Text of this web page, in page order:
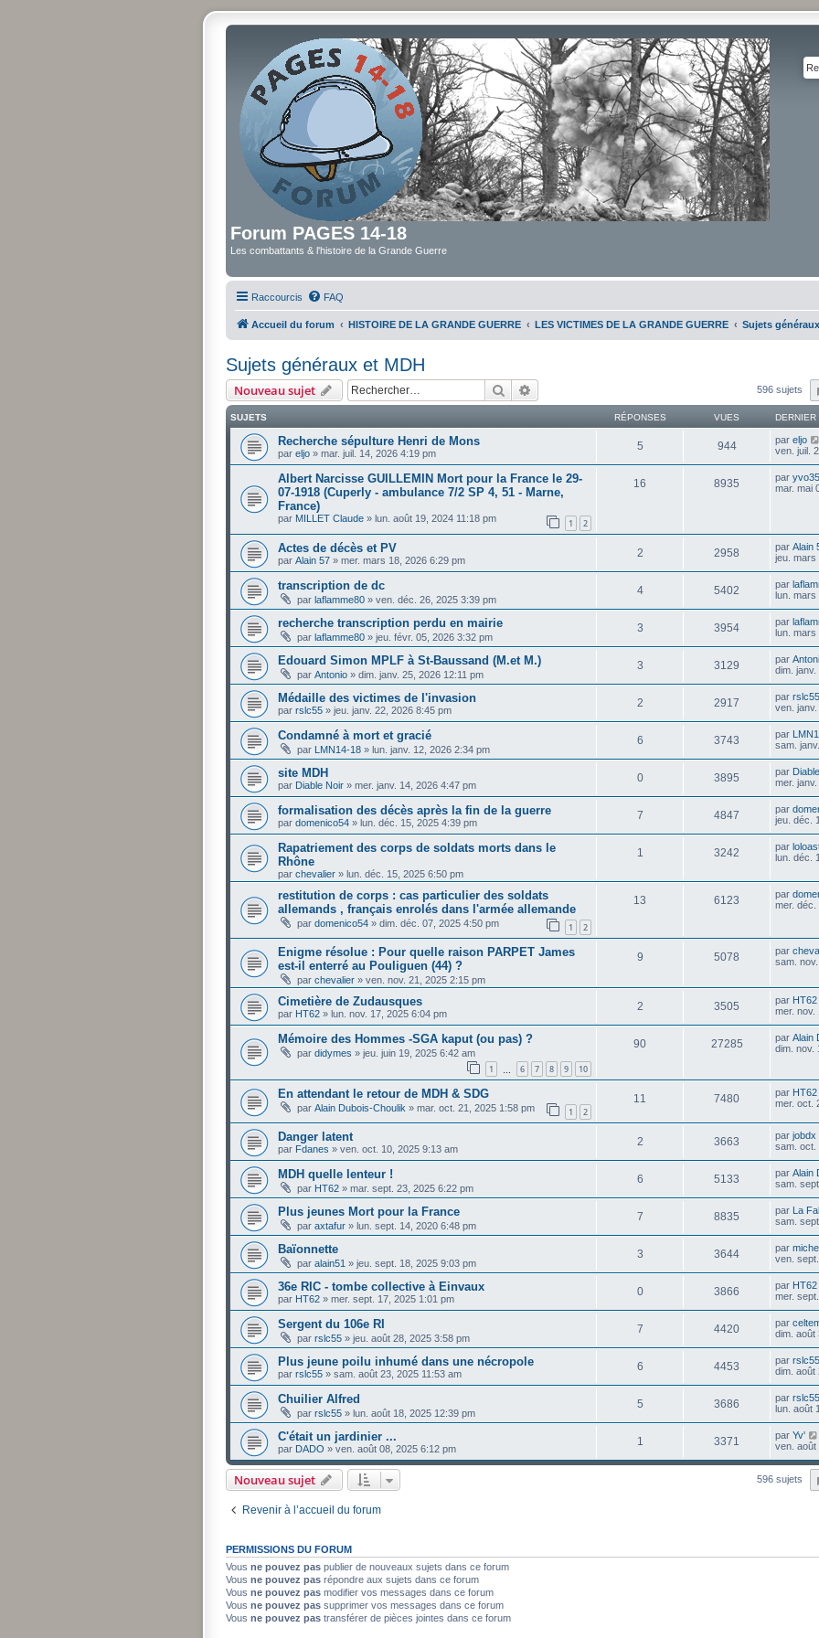
Forum PAGES 14-18
Les combattants & l'histoire de la Grande Guerre
Raccourcis FAQ
Accueil du forum HISTOIRE DE LA GRANDE GUERRE LES VICTIMES DE LA GRANDE GUERRE Sujets
Sujets généraux et MDH
Nouveau sujet Rechercher 596 sujets
SUJETS RÉPONSES VUES
Recherche sépulture Henri de Mons
par eljo » mar. juil. 14, 2026 4:19 pm
5 944 par eljo
ven. juil.
Albert Narcisse GUILLEMIN Mort pour la France le 29-
07-1918 (Cuperly - ambulance 7/2 SP 4, 51 - Marne,
France)
par MILLET Claude » lun. août 19, 2024 11:18 pm 1 2
16 8935 par yvo35
mar. mai
Actes de décès et PV
par Alain 57 » mer. mars 18, 2026 6:29 pm
2 2958 par Alain
jeu. mars
transcription de dc
par laflamme80 » ven. déc. 26, 2025 3:39 pm
4 5402 par
lun. mars
recherche transcription perdu en mairie
par laflamme80 » jeu. févr. 05, 2026 3:32 pm
3 3954 par
lun. mars
Edouard Simon MPLF à St-Baussand (M.et M.)
par Antonio » dim. janv. 25, 2026 12:11 pm
3 3129 par
dim.
Médaille des victimes de l'invasion
par rslc55 » jeu. janv. 22, 2026 8:45 pm
2 2917 par rslc55
ven.
Condamné à mort et gracié
par LMN14-18 » lun. janv. 12, 2026 2:34 pm
6 3743 par
sam.
site MDH
par Diable Noir » mer. janv. 14, 2026 4:47 pm
0 3895 par
mer.
formalisation des décès après la fin de la guerre
par domenico54 » lun. déc. 15, 2025 4:39 pm
7 4847 par
jeu. déc.
Rapatriement des corps de soldats morts dans le
Rhône
par chevalier » lun. déc. 15, 2025 6:50 pm
1 3242 par
lun. déc.
restitution de corps : cas particulier des soldats
allemands , français enrolés dans l'armée allemande
par domenico54 » dim. déc. 07, 2025 4:50 pm 1 2
13 6123 par
mer. déc.
Enigme résolue : Pour quelle raison PARPET James
est-il enterré au Pouliguen (44) ?
par chevalier » ven. nov. 21, 2025 2:15 pm
9 5078 par
sam.
Cimetière de Zudausques
par HT62 » lun. nov. 17, 2025 6:04 pm
2 3505 par HT62
mer. nov.
Mémoire des Hommes -SGA kaput (ou pas) ?
par didymes » jeu. juin 19, 2025 6:42 am
1 6 7 8 9 10
90 27285 par Alain
dim. nov.
En attendant le retour de MDH & SDG
par Alain Dubois-Choulik » mar. oct. 21, 2025 1:58 pm 1 2
11 7480 par HT62
mer. oct.
Danger latent
par Fdanes » ven. oct. 10, 2025 9:13 am
2 3663 par jobdx
sam. oct.
MDH quelle lenteur !
par HT62 » mar. sept. 23, 2025 6:22 pm
6 5133 par Alain
sam.
Plus jeunes Mort pour la France
par axtafur » lun. sept. 14, 2020 6:48 pm
7 8835 par La
sam.
Baïonnette
par alain51 » jeu. sept. 18, 2025 9:03 pm
3 3644 par
ven.
36e RIC - tombe collective à Einvaux
par HT62 » mer. sept. 17, 2025 1:01 pm
0 3866 par HT62
mer.
Sergent du 106e RI
par rslc55 » jeu. août 28, 2025 3:58 pm
7 4420 par
dim. août
Plus jeune poilu inhumé dans une nécropole
par rslc55 » sam. août 23, 2025 11:53 am
6 4453 par rslc55
dim. août
Chuilier Alfred
par rslc55 » lun. août 18, 2025 12:39 pm
5 3686 par rslc55
lun. août
C'était un jardinier ...
par DADO » ven. août 08, 2025 6:12 pm
1 3371 par Yv'
ven. août
Nouveau sujet 596 sujets
Revenir à l’accueil du forum
PERMISSIONS DU FORUM
Vous ne pouvez pas publier de nouveaux sujets dans ce forum
Vous ne pouvez pas répondre aux sujets dans ce forum
Vous ne pouvez pas modifier vos messages dans ce forum
Vous ne pouvez pas supprimer vos messages dans ce forum
Vous ne pouvez pas transférer de pièces jointes dans ce forum